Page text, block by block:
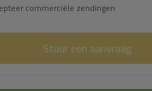
commerciële zendingen
Stuur een aanvraag